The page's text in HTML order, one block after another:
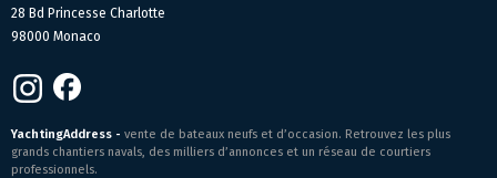
28 Bd Princesse Charlotte
98000 Monaco
YachtingAddress - vente de bateaux neufs et d’occasion. Retrouvez les plus
grands chantiers navals, des milliers d’annonces et un réseau de courtiers
professionnels.